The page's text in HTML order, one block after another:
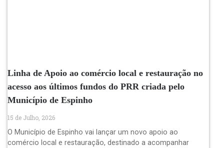
Linha de Apoio ao comércio local e restauração no
acesso aos últimos fundos do PRR criada pelo
Município de Espinho
15 de Julho, 2026
O Município de Espinho vai lançar um novo apoio ao
comércio local e restauração, destinado a acompanhar